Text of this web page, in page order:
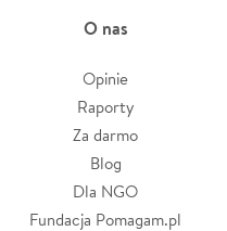
O nas
Opinie
Raporty
Za darmo
Blog
Dla NGO
Fundacja Pomagam.pl